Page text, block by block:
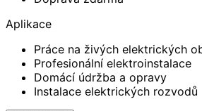
Aplikace
Práce na živých elektrických
Profesionální elektroinstalace
Domácí údržba a opravy
Instalace elektrických rozvodů